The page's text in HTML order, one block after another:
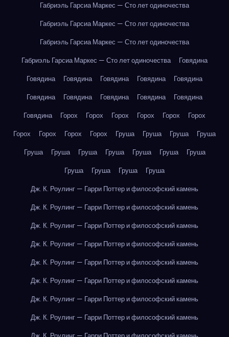
Габриэль Гарсиа Маркес — Сто лет одиночества
Габриэль Гарсиа Маркес — Сто лет одиночества
Габриэль Гарсиа Маркес — Сто лет одиночества
Габриэль Гарсиа Маркес — Сто лет одиночества
Говядина
Говядина
Говядина Говядина Говядина
Говядина
Говядина
Говядина Говядина Говядина
Говядина
Говядина
Горох Горох Горох Горох Горох
Горох
Горох
Горох Горох Горох Груша Груша Груша
Груша
Груша
Груша Груша Груша Груша Груша
Груша
Груша
Груша Груша
Груша
Дж. К. Роулинг — Гарри Поттер и философский камень
Дж. К. Роулинг — Гарри Поттер и философский камень
Дж. К. Роулинг — Гарри Поттер и философский камень
Дж. К. Роулинг — Гарри Поттер и философский камень
Дж. К. Роулинг — Гарри Поттер и философский камень
Дж. К. Роулинг — Гарри Поттер и философский камень
Дж. К. Роулинг — Гарри Поттер и философский камень
Дж. К. Роулинг — Гарри Поттер и философский камень